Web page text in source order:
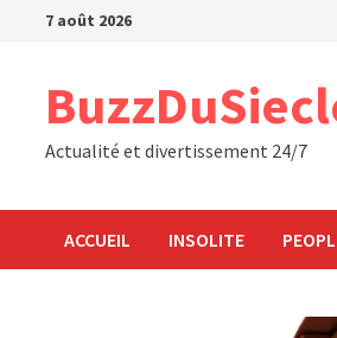
Passer7 août 2026
Actualité et divertissement 24/7
ACCUEIL INSOLITE